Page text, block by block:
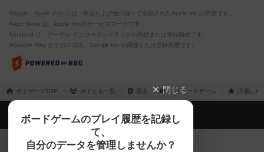
※Apple、Apple のロゴ は、米国および他の国々で登録されたApple Inc.の商標です。
※App Store は、Apple Inc.のサービスマークです。
※Android は、グーグル インコーポレイテッドの商標または登録商標です。
※Google Play とそのロゴは、Google Inc.の商標または登録商標です。
ボドゲーマTOP ボドとも一覧 店主 マイボードゲーム 評価した
閉じる
ボードゲームのプレイ履歴を記録し
て、
自分のデータを管理しませんか？
ボドゲーマTOP
ボードゲームを検索する